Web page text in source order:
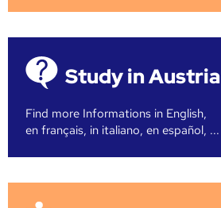
Study in Austria
Find more Informations in English,
en français, in italiano, en español, ...